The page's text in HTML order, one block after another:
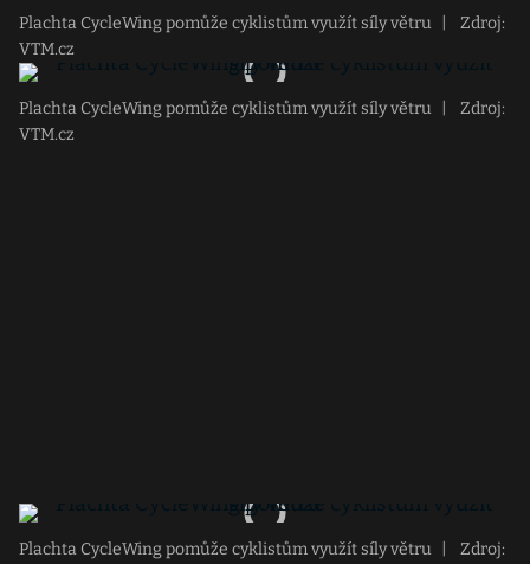
Plachta CycleWing pomůže cyklistům využít síly větru
Zdroj:
VTM.cz
Plachta CycleWing pomůže cyklistům využít síly větru
Zdroj:
VTM.cz
Plachta CycleWing pomůže cyklistům využít síly větru
Zdroj: